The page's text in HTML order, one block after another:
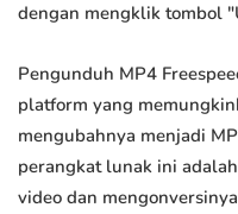
dengan mengklik tombol
Pengunduh MP4
platform yang
mengubahnya menjadi
perangkat lunak ini
video dan